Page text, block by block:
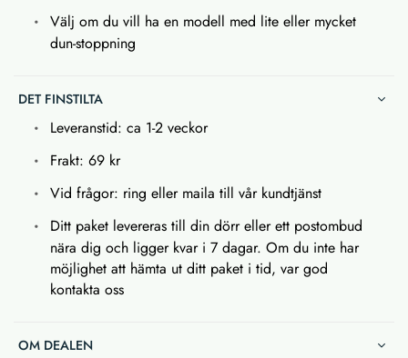
Välj om du vill ha en modell med lite eller mycket
dun-stoppning
DET FINSTILTA
Leveranstid: ca 1-2 veckor
Frakt: 69 kr
Vid frågor: ring eller maila till vår kundtjänst
Ditt paket levereras till din dörr eller ett postombud
nära dig och ligger kvar i 7 dagar. Om du inte har
möjlighet att hämta ut ditt paket i tid, var god
kontakta oss
OM DEALEN